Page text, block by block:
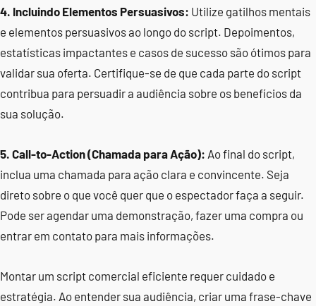
4. Incluindo Elementos Persuasivos: Utilize gatilhos mentais
e elementos persuasivos ao longo do script. Depoimentos,
estatísticas impactantes e casos de sucesso são ótimos para
validar sua oferta. Certifique-se de que cada parte do script
contribua para persuadir a audiência sobre os benefícios da
sua solução.
5. Call-to-Action (Chamada para Ação): Ao final do script,
inclua uma chamada para ação clara e convincente. Seja
direto sobre o que você quer que o espectador faça a seguir.
Pode ser agendar uma demonstração, fazer uma compra ou
entrar em contato para mais informações.
Montar um script comercial eficiente requer cuidado e
estratégia. Ao entender sua audiência, criar uma frase-chave